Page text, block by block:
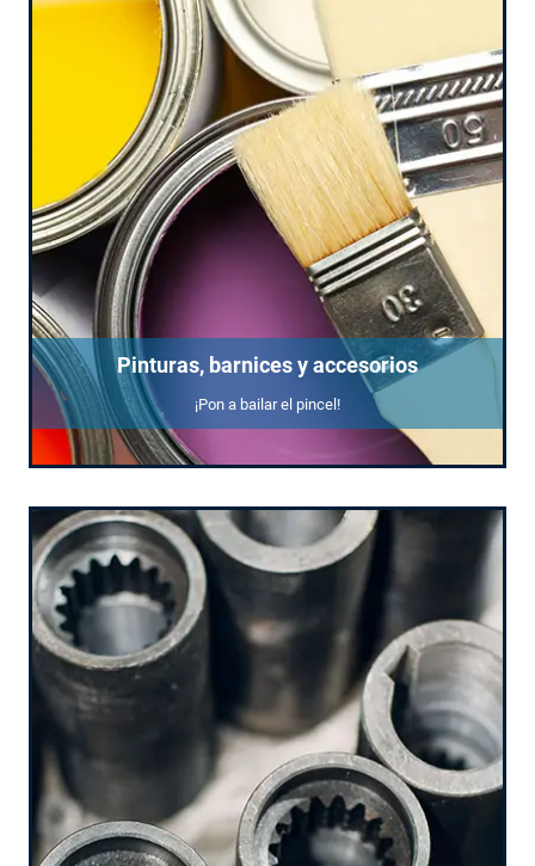
Pinturas, barnices y accesorios
¡Pon a bailar el pincel!